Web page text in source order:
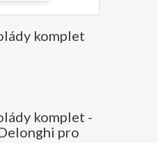
komplet
komplet -
pro